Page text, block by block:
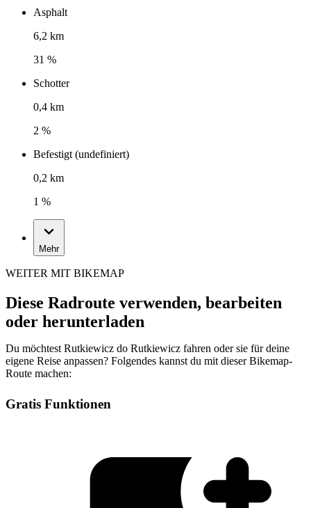
Asphalt
6,2 km
31 %
Schotter
0,4 km
2 %
Befestigt (undefiniert)
0,2 km
1 %
Mehr
WEITER MIT BIKEMAP
Diese Radroute verwenden, bearbeiten
oder herunterladen
Du möchtest Rutkiewicz do Rutkiewicz fahren oder sie für deine
eigene Reise anpassen? Folgendes kannst du mit dieser Bikemap-
Route machen:
Gratis Funktionen